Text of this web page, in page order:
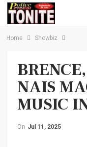
Home Showbiz
NAIS
MUSIC
On Jul 11, 2025